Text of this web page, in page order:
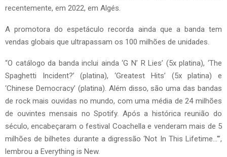
recentemente, em 2022, em Algés.
A promotora do espetáculo recorda ainda que a banda tem
vendas globais que ultrapassam os 100 milhões de unidades.
“O catálogo da banda inclui ainda ‘G N’ R Lies’ (5x platina), ‘The
Spaghetti Incident?’ (platina), ‘Greatest Hits’ (5x platina) e
‘Chinese Democracy’ (platina). Além disso, são uma das bandas
de rock mais ouvidas no mundo, com uma média de 24 milhões
de ouvintes mensais no Spotify. Após a histórica reunião do
século, encabeçaram o festival Coachella e venderam mais de 5
milhões de bilhetes durante a digressão ‘Not In This Lifetime…'”,
lembrou a Everything is New.